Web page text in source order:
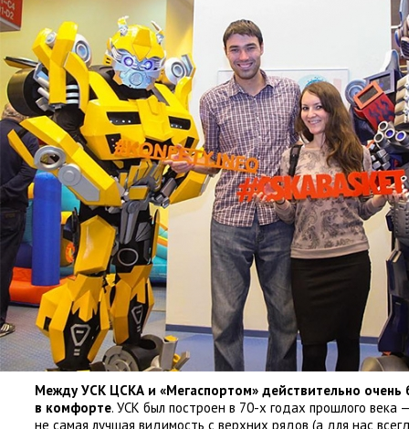
Между УСК ЦСКА и «Мегаспортом» действительно очень
в комфорте. УСК был построен в 70-х годах прошлого века
не самая лучшая видимость с верхних рядов (а для нас